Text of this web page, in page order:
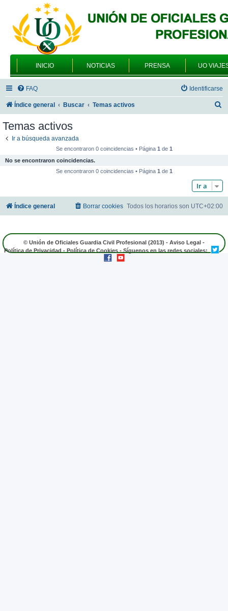
INICIO NOTICIAS PRENSA UO
FAQ Identificarse
Índice general Buscar Temas activos
Temas activos
Ir a búsqueda avanzada
Se encontraron 0 coincidencias • Página 1de 1
No se encontraron coincidencias.
Se encontraron 0 coincidencias • Página 1de 1
Ir a
Índice general Todos los horarios son UTC+02:00
Borrar cookies
© Unión de Oficiales Guardia Civil Profesional (2013) - Aviso Legal -
Política de Privacidad-Política de Cookies- Síguenos en las redes sociales: